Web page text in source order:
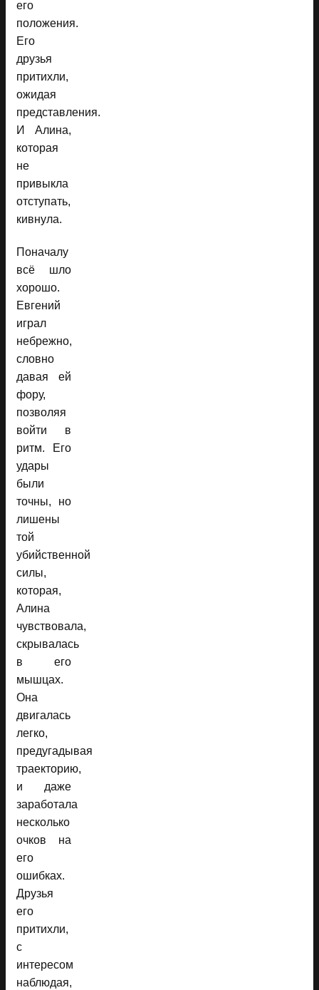
его
положения.
Его
друзья
притихли,
ожидая
представления.
И Алина,
которая
не
привыкла
отступать,
кивнула.
Поначалу
всё шло
хорошо.
Евгений
играл
небрежно,
словно
давая ей
фору,
позволяя
войти в
ритм. Его
удары
были
точны, но
лишены
той
убийственной
силы,
которая,
Алина
чувствовала,
скрывалась
в его
мышцах.
Она
двигалась
легко,
предугадывая
траекторию,
и даже
заработала
несколько
очков на
его
ошибках.
Друзья
его
притихли,
с
интересом
наблюдая,